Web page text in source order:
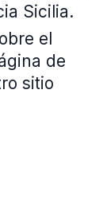
Sicilia.
el
de
sitio